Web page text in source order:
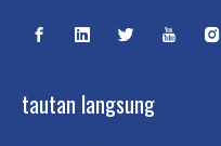
tautan langsung